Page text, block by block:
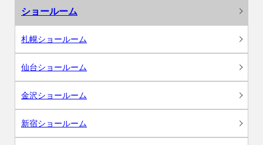
ショールーム
札幌ショールーム
仙台ショールーム
金沢ショールーム
新宿ショールーム